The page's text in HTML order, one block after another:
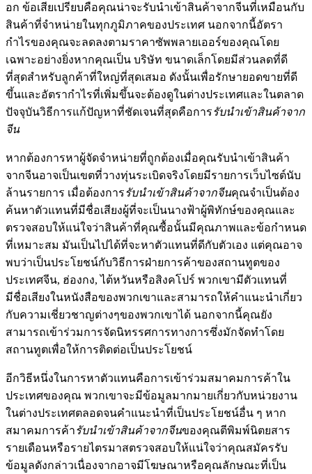
อก ข้อเสียเปรียบคือคุณน่าจะรับนำเข้าสินค้าจากจีนที่เหมือนกับ
สินค้าที่จำหน่ายในทุกภูมิภาคของประเทศ นอกจากนี้อัตรา
กำไรของคุณจะลดลงตามราคาซัพพลายเออร์ของคุณโดย
เฉพาะอย่างยิ่งหากคุณเป็น บริษัท ขนาดเล็กโดยมีส่วนลดที่ดี
ที่สุดสำหรับลูกค้าที่ใหญ่ที่สุดเสมอ ดังนั้นเพื่อรักษายอดขายที่ดี
ขึ้นและอัตรากำไรที่เพิ่มขึ้นจะต้องดูในต่างประเทศและในตลาด
ปัจจุบันวิธีการแก้ปัญหาที่ชัดเจนที่สุดคือการรับนำเข้าสินค้าจาก
จีน
หากต้องการหาผู้จัดจำหน่ายที่ถูกต้องเมื่อคุณรับนำเข้าสินค้า
จากจีนอาจเป็นเขตที่วางทุ่นระเบิดจริงโดยมีรายการเว็บไซต์นับ
ล้านรายการ เมื่อต้องการรับนำเข้าสินค้าจากจีนคุณจำเป็นต้อง
ค้นหาตัวแทนที่มีชื่อเสียงผู้ที่จะเป็นนางฟ้าผู้พิทักษ์ของคุณและ
ตรวจสอบให้แน่ใจว่าสินค้าที่คุณซื้อนั้นมีคุณภาพและข้อกำหนด
ที่เหมาะสม มันเป็นไปได้ที่จะหาตัวแทนที่ดีกับตัวเอง แต่คุณอาจ
พบว่าเป็นประโยชน์กับวิธีการฝ่ายการค้าของสถานทูตของ
ประเทศจีน, ฮ่องกง, ไต้หวันหรือสิงคโปร์ พวกเขามีตัวแทนที่
มีชื่อเสียงในหนังสือของพวกเขาและสามารถให้คำแนะนำเกี่ยว
กับความเชี่ยวชาญต่างๆของพวกเขาได้ นอกจากนี้คุณยัง
สามารถเข้าร่วมการจัดนิทรรศการทางการซึ่งมักจัดทำโดย
สถานทูตเพื่อให้การติดต่อเป็นประโยชน์
อีกวิธีหนึ่งในการหาตัวแทนคือการเข้าร่วมสมาคมการค้าใน
ประเทศของคุณ พวกเขาจะมีข้อมูลมากมายเกี่ยวกับหน่วยงาน
ในต่างประเทศตลอดจนคำแนะนำที่เป็นประโยชน์อื่น ๆ หาก
สมาคมการค้ารับนำเข้าสินค้าจากจีนของคุณตีพิมพ์นิตยสาร
รายเดือนหรือรายไตรมาสตรวจสอบให้แน่ใจว่าคุณสมัครรับ
ข้อมูลดังกล่าวเนื่องจากอาจมีโฆษณาหรือคุณลักษณะที่เป็น